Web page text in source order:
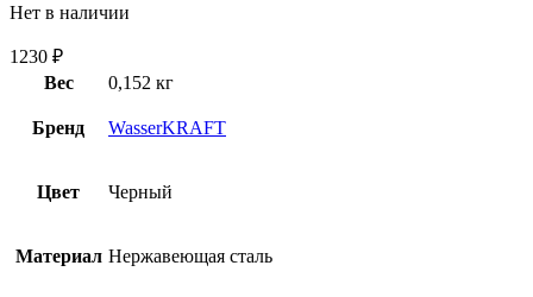
Нет в наличии
1230 ₽
Вес
0,152 кг
Бренд WasserKRAFT
Цвет Черный
Материал Нержавеющая сталь